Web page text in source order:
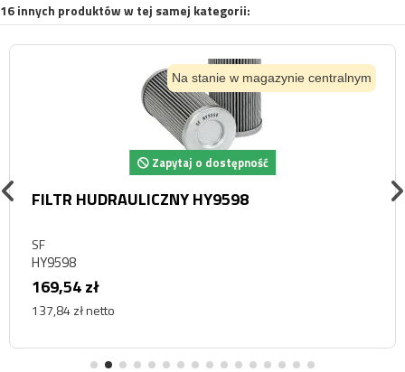
16 innych produktów w tej samej kategorii:
Na stanie w magazynie centralnym
Zapytaj o dostępność
FILTR HUDRAULICZNY HY9598
SF
HY9598
169,54 zł
137,84 zł netto